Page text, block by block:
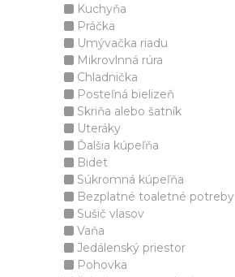
Kuchyňa
Práčka
Umývačka riadu
Mikrovlnná rúra
Chladnička
Posteľná bielizeň
Skriňa alebo šatník
Uteráky
Ďalšia kúpeľňa
Bidet
Súkromná kúpeľňa
Bezplatné toaletné potreby
Sušič vlasov
Vaňa
Jedálenský priestor
Pohovka